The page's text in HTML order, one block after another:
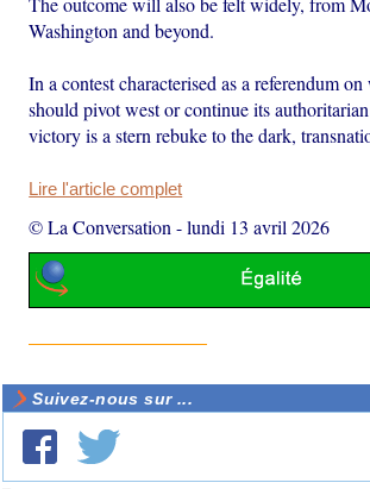
Washington and beyond.
In a contest characterised as a referendum
should pivot west or continue its
victory is a stern rebuke to the dark,
Lire l'article complet
© La Conversation -lundi 13 avril 2026
Suivez-nous sur ...